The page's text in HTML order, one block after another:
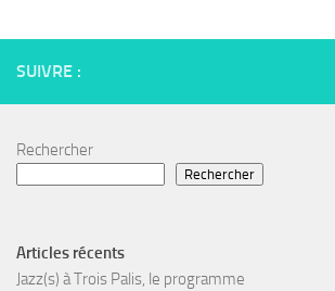
SUIVRE :
Rechercher
Rechercher
Articles récents
Jazz(s) à Trois Palis, le programme